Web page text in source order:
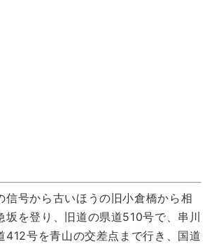
信号から古いほうの旧小倉橋から相
坂を登り、旧道の県道510号で、串川
412号を青山の交差点まで行き、国道